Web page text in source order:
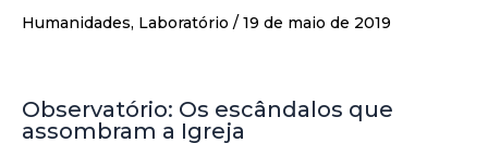
Humanidades, Laboratório / 19 de maio de 2019
Observatório: Os escândalos que
assombram a Igreja